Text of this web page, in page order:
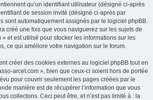
qu’un identifiant utilisateur (désigné ci-après
de session invité (désigné ci-après par
sont automatiquement assignés par le logiciel phpBB.
créé une fois que vous naviguerez sur les sujets de
» et est utilisé pour stocker les informations sur les
ce qui améliore votre navigation sur le forum.
créer des cookies externes au logiciel phpBB tout en
arcet.com », bien que ceux-ci soient hors de portée
pour couvrir seulement les pages créées par le
manière est de récupérer l’information que vous
collectons. Ceci peut être, et n’est pas limité à : la